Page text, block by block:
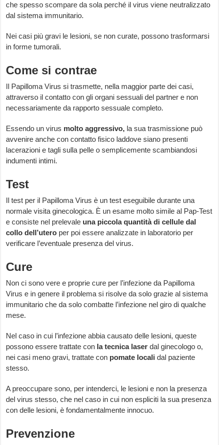
che spesso scompare da sola perché il virus viene neutralizzato
dal sistema immunitario.
Nei casi più gravi le lesioni, se non curate, possono trasformarsi
in forme tumorali.
Come si contrae
Il Papilloma Virus si trasmette, nella maggior parte dei casi,
attraverso il contatto con gli organi sessuali del partner e non
necessariamente da rapporto sessuale completo.
Essendo un virus molto aggressivo, la sua trasmissione può
avvenire anche con contatto fisico laddove siano presenti
lacerazioni e tagli sulla pelle o semplicemente scambiandosi
indumenti intimi.
Test
Il test per il Papilloma Virus è un test eseguibile durante una
normale visita ginecologica. È un esame molto simile al Pap-Test
e consiste nel prelevale una piccola quantità di cellule dal
collo dell’utero per poi essere analizzate in laboratorio per
verificare l’eventuale presenza del virus.
Cure
Non ci sono vere e proprie cure per l’infezione da Papilloma
Virus e in genere il problema si risolve da solo grazie al sistema
immunitario che da solo combatte l’infezione nel giro di qualche
mese.
Nel caso in cui l’infezione abbia causato delle lesioni, queste
possono essere trattate con la tecnica laser dal ginecologo o,
nei casi meno gravi, trattate con pomate locali dal paziente
stesso.
A preoccupare sono, per intenderci, le lesioni e non la presenza
del virus stesso, che nel caso in cui non espliciti la sua presenza
con delle lesioni, è fondamentalmente innocuo.
Prevenzione